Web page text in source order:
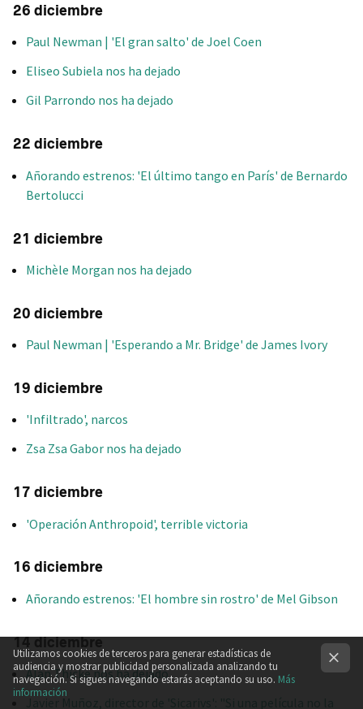
26 diciembre
Paul Newman | 'El gran salto' de Joel Coen
Eliseo Subiela nos ha dejado
Gil Parrondo nos ha dejado
22 diciembre
Añorando estrenos: 'El último tango en París' de Bernardo
Bertolucci
21 diciembre
Michèle Morgan nos ha dejado
20 diciembre
Paul Newman | 'Esperando a Mr. Bridge' de James Ivory
19 diciembre
'Infiltrado', narcos
Zsa Zsa Gabor nos ha dejado
17 diciembre
'Operación Anthropoid', terrible victoria
16 diciembre
Añorando estrenos: 'El hombre sin rostro' de Mel Gibson
14 diciembre
Alan Thicke nos ha dejado
Utilizamos cookies de terceros para generar estadísticas de
audiencia y mostrar publicidad personalizada analizando tu
navegación. Si sigues navegando estarás aceptando su uso. Más
información